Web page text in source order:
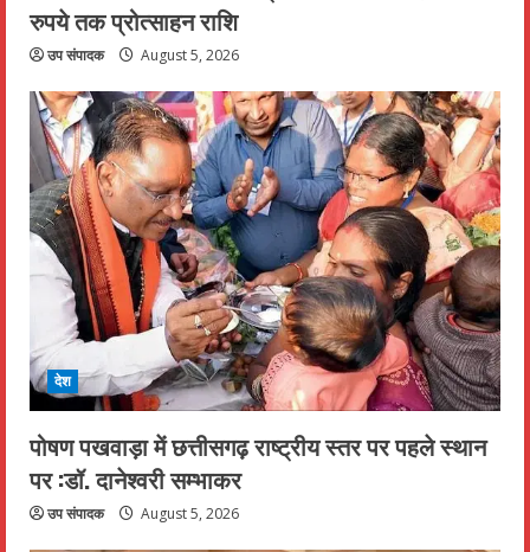
रुपये तक प्रोत्साहन राशि
उप संपादक August 5, 2026
देश
पोषण पखवाड़ा में छत्तीसगढ़ राष्ट्रीय स्तर पर पहले स्थान
पर :डॉ. दानेश्वरी सम्भाकर
उप संपादक August 5, 2026